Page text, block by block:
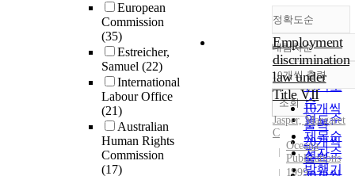
European
Commission
(35)
Estreicher,
Samuel (22)
International
Labour Office
(21)
Australian
Human Rights
Commission
(17)
정확도순
정확도
순
인기도
순
연도순
제목순
저자순
발행기
내림차순
내림차순
10개씩 출력
10개씩
출력
20개씩
출력
조회
Employment
discrimination
law under
Title VII
Jasper, Margaret
C
Oceana
Publications
1999